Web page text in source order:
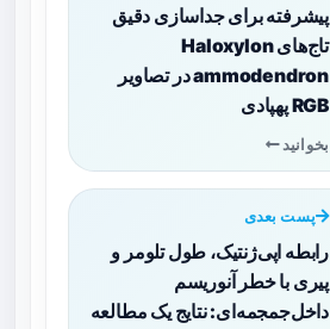
پیشرفته برای جداسازی دقیق
تاج‌های Haloxylon
ammodendron در تصاویر
RGB پهپادی
بخوانید
پست بعدی
رابطه اپی‌ژنتیک، طول تلومر و
پیری با خطر آنوریسم
داخل‌جمجمه‌ای: نتایج یک مطالعه